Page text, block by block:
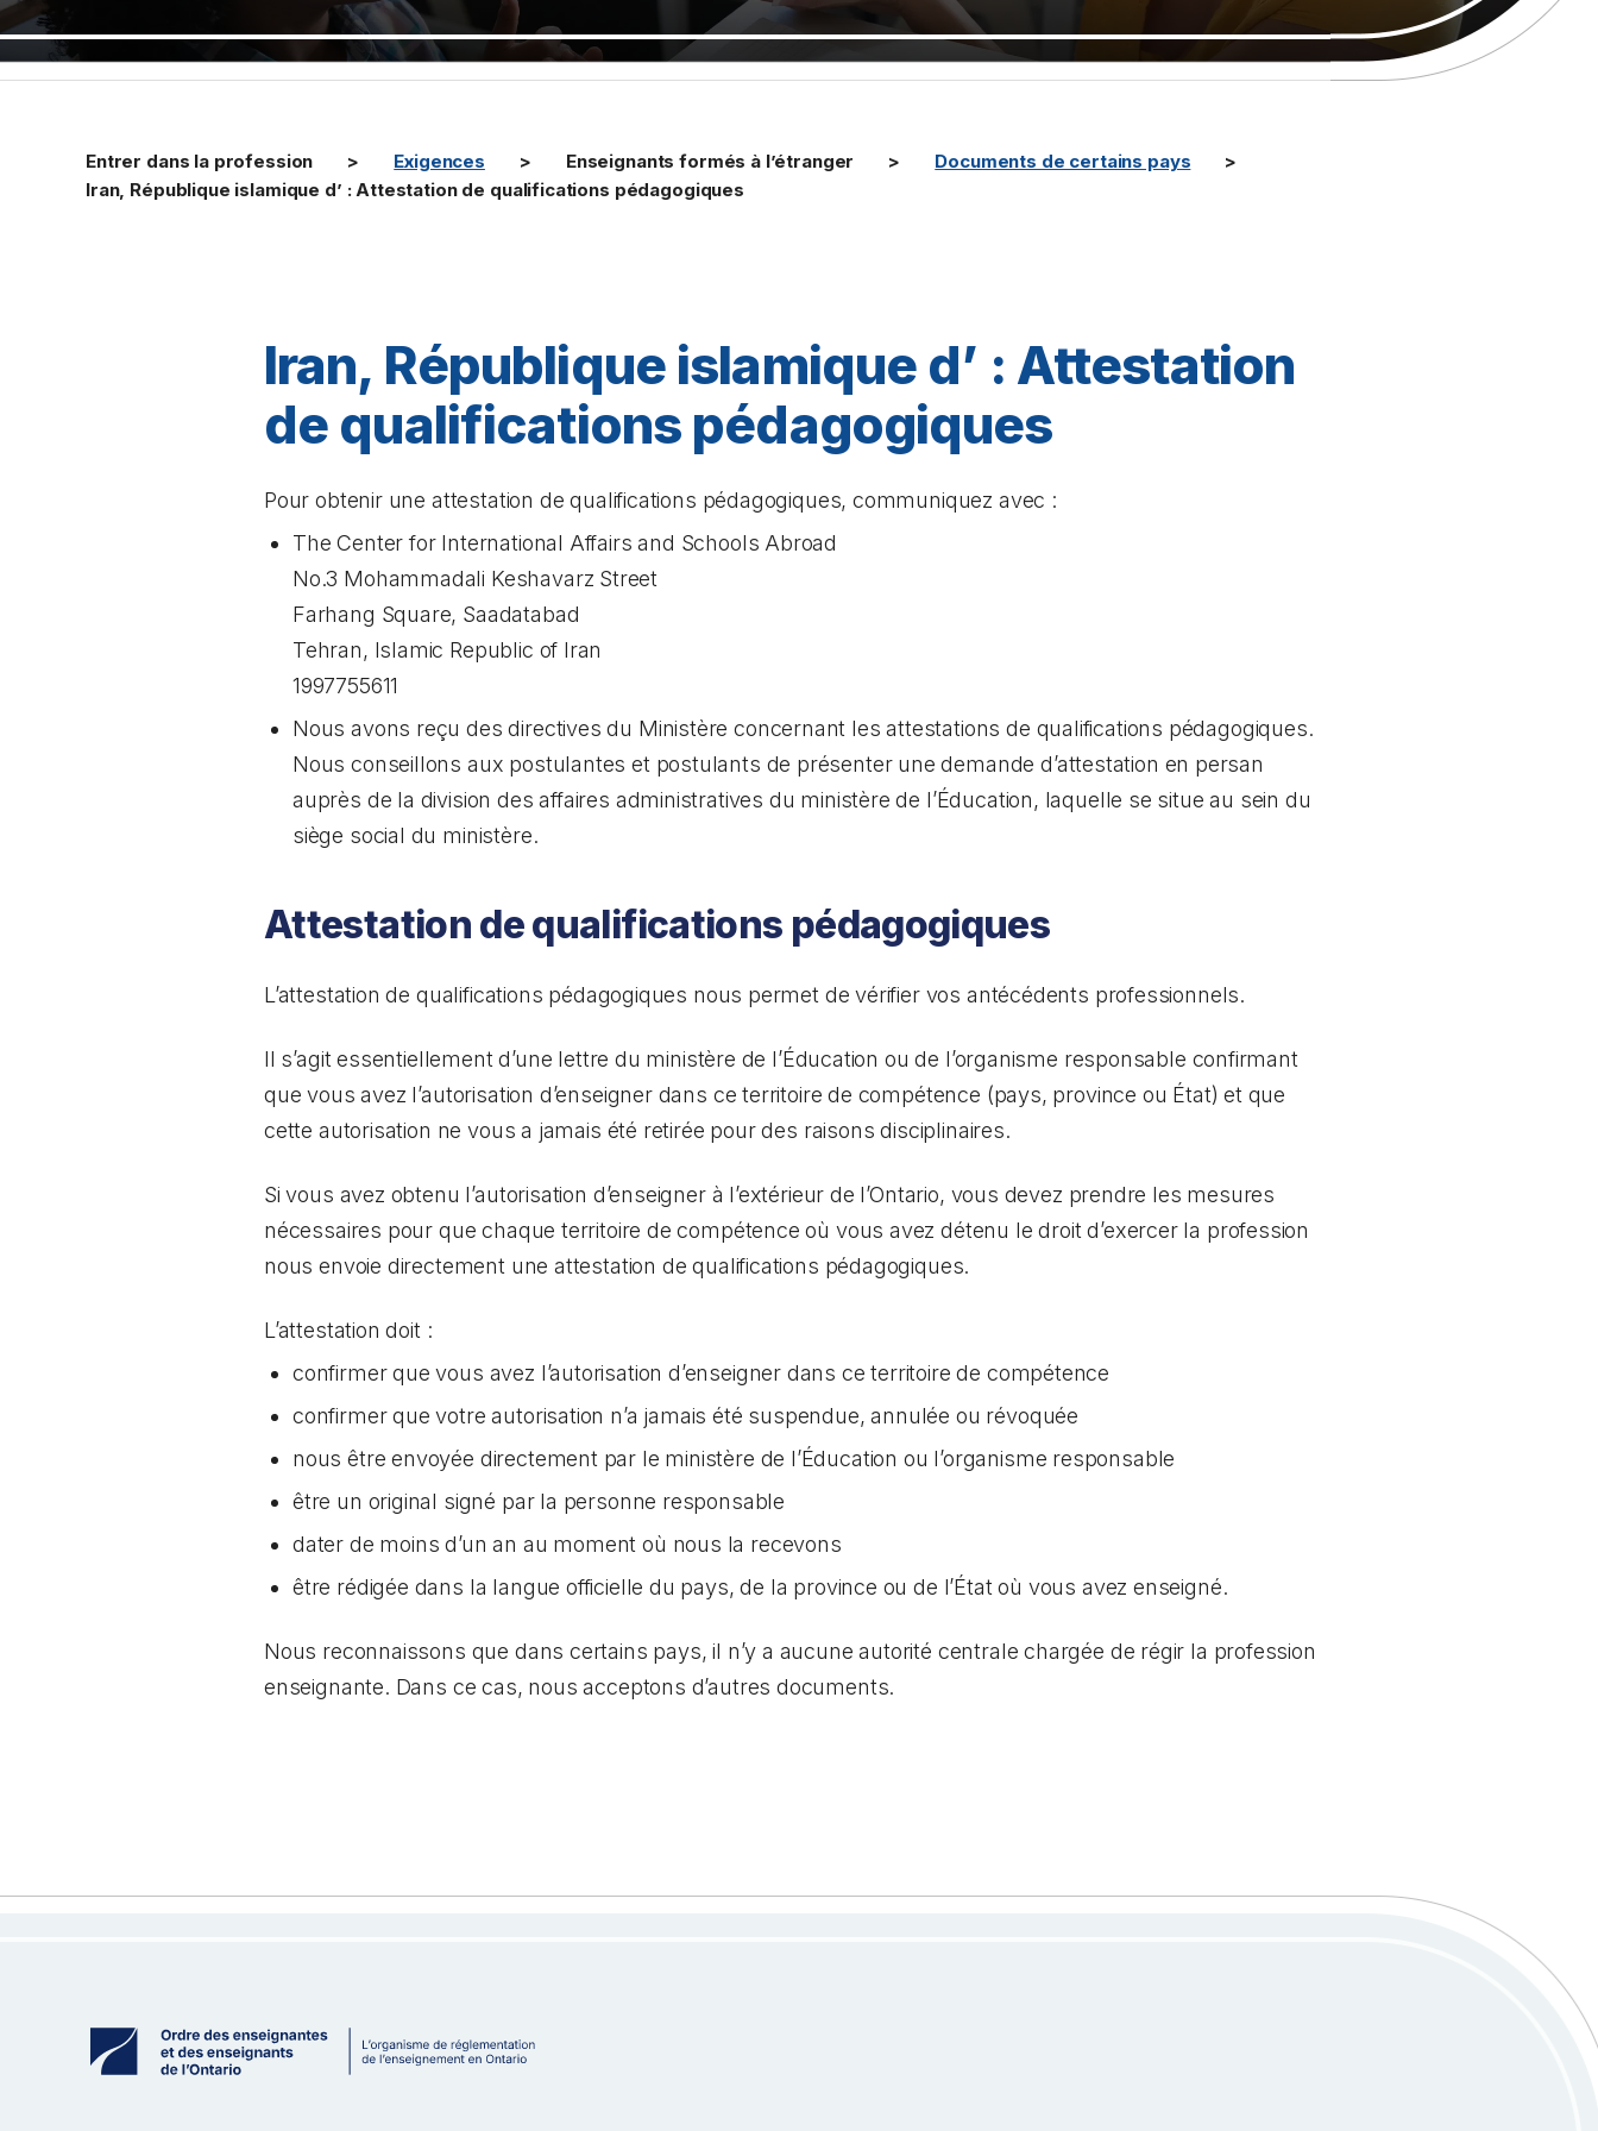
Entrer dans la profession Exigences Enseignants formés à l’étranger
Documents de certains pays
Iran, République islamique d’ : Attestation de qualifications pédagogiques
Iran, République islamique d’ : Attestation
de qualifications pédagogiques
Pour obtenir une attestation de qualifications pédagogiques, communiquez avec :
The Center for International Affairs and Schools Abroad
No.3 Mohammadali Keshavarz Street
Farhang Square, Saadatabad
Tehran, Islamic Republic of Iran
1997755611
Nous avons reçu des directives du Ministère concernant les attestations de qualifications pédagogiques.
Nous conseillons aux postulantes et postulants de présenter une demande d’attestation en persan
auprès de la division des affaires administratives du ministère de l’Éducation, laquelle se situe au sein du
siège social du ministère.
Attestation de qualifications pédagogiques
L’attestation de qualifications pédagogiques nous permet de vérifier vos antécédents professionnels.
Il s’agit essentiellement d’une lettre du ministère de l’Éducation ou de l’organisme responsable confirmant
que vous avez l’autorisation d’enseigner dans ce territoire de compétence (pays, province ou État) et que
cette autorisation ne vous a jamais été retirée pour des raisons disciplinaires.
Si vous avez obtenu l’autorisation d’enseigner à l’extérieur de l’Ontario, vous devez prendre les mesures
nécessaires pour que chaque territoire de compétence où vous avez détenu le droit d’exercer la profession
nous envoie directement une attestation de qualifications pédagogiques.
L’attestation doit :
confirmer que vous avez l’autorisation d’enseigner dans ce territoire de compétence
confirmer que votre autorisation n’a jamais été suspendue, annulée ou révoquée
nous être envoyée directement par le ministère de l’Éducation ou l’organisme responsable
être un original signé par la personne responsable
dater de moins d’un an au moment où nous la recevons
être rédigée dans la langue officielle du pays, de la province ou de l’État où vous avez enseigné.
Nous reconnaissons que dans certains pays, il n’y a aucune autorité centrale chargée de régir la profession
enseignante. Dans ce cas, nous acceptons d’autres documents.